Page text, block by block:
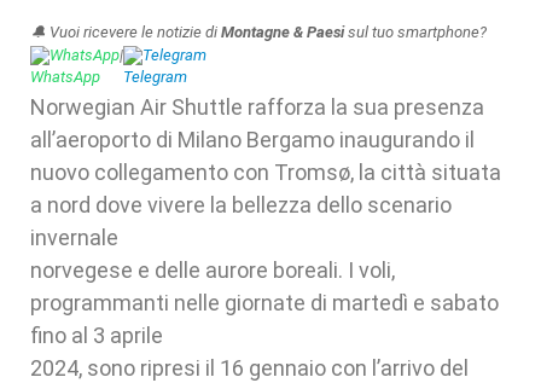
🔔 Vuoi ricevere le notizie di Montagne & Paesisul tuo smartphone?
WhatsApp| Telegram
Norwegian Air Shuttle rafforza la sua presenza
all’aeroporto di Milano Bergamo inaugurando il
nuovo collegamento con Tromsø, la città situata
a nord dove vivere la bellezza dello scenario
invernale
norvegese e delle aurore boreali. I voli,
programmanti nelle giornate di martedì e sabato
fino al 3 aprile
2024, sono ripresi il 16 gennaio con l’arrivo del